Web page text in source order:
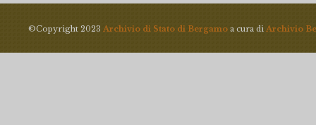
©Copyright 2023 Archivio di Stato di Bergamo a cura di Archivio